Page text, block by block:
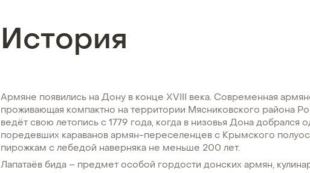
История
Армяне появились на Дону в конце XVIII века. Современная
проживающая компактно на территории Мясниковского района
ведёт свою летопись с 1779 года, когда в низовья Дона добрался
поредевших караванов армян-переселенцев с Крымского
пирожкам с лебедой наверняка не меньше 200 лет.
Лапатаёв бида – предмет особой гордости донских армян,